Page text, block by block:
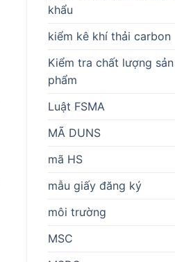
khẩu
kiểm kê khí thải carbon
Kiểm tra chất lượng sản
phẩm
Luật FSMA
MÃ DUNS
mã HS
mẫu giấy đăng ký
môi trường
MSC